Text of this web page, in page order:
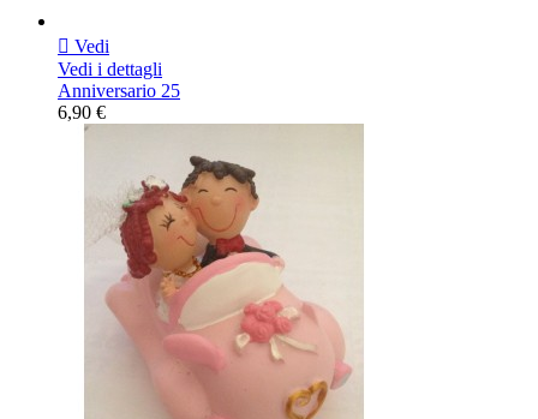
 Vedi
Vedi i dettagli
Anniversario 25
6,90 €